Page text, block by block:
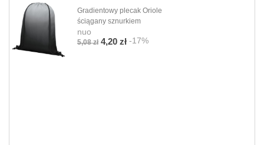
Gradientowy plecak Oriole
ściągany sznurkiem
nuo
5,08 zł 4,20 zł -17%